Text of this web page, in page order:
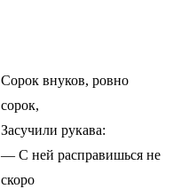
Сорок внуков, ровно
сорок,
Засучили рукава:
— С ней расправишься не
скоро